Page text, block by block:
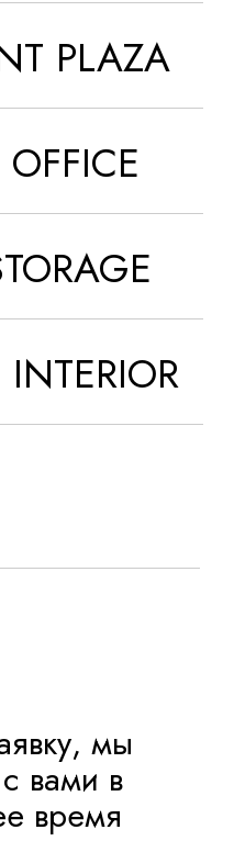
PLAZA
мы
вами в
время